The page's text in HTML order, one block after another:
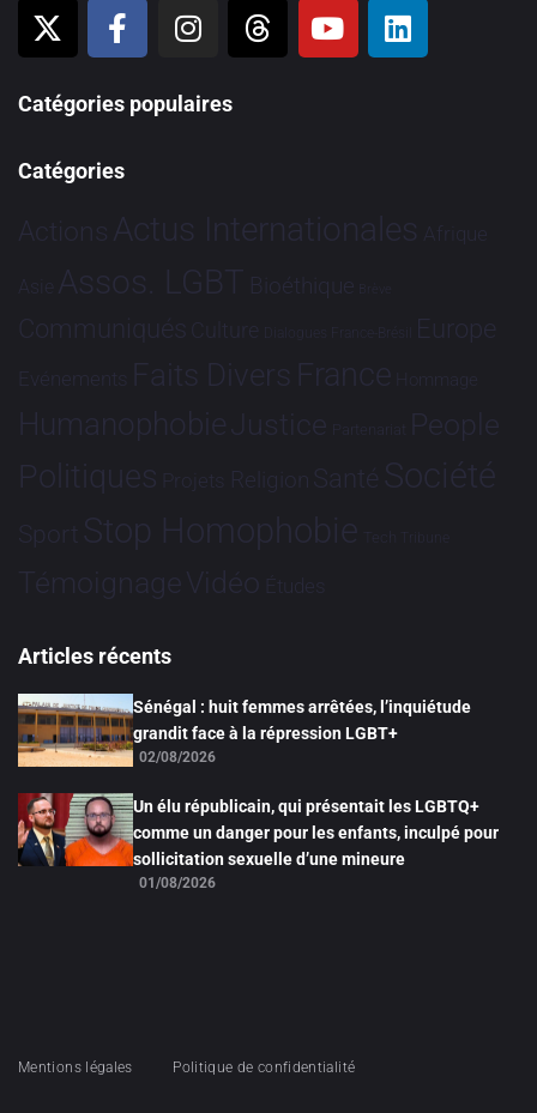
Catégories populaires
Catégories
Actions Actus Internationales Afrique
Asie Assos. LGBT Bioéthique Brève
Communiqués Culture Dialogues France-Brésil Europe
Evénements Faits Divers France Hommage
HumanophobieJustice Partenariat People
Politiques Projets Religion Santé Société
Sport Stop Homophobie Tech Tribune
TémoignageVidéo Études
Articles récents
Sénégal : huit femmes arrêtées, l’inquiétude
grandit face à la répression LGBT+
02/08/2026
Un élu républicain, qui présentait les LGBTQ+
comme un danger pour les enfants, inculpé pour
sollicitation sexuelle d’une mineure
01/08/2026
Mentions légales Politique de confidentialité